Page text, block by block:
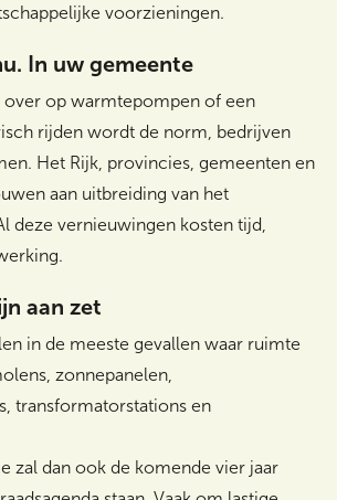
voorzieningen.
In uw gemeente
over op warmtepompen of een
rijden wordt de norm, bedrijven
Het Rijk, provincies, gemeenten en
aan uitbreiding van het
deze vernieuwingen kosten tijd,
aan zet
in de meeste gevallen waar ruimte
zonnepanelen,
transformatorstations en
zal dan ook de komende vier jaar